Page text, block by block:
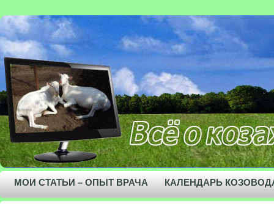
МОИ СТАТЬИ – ОПЫТ ВРАЧА КАЛЕНДАРЬ